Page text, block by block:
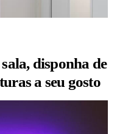
disponha de
a seu gosto